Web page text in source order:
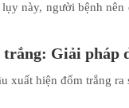
này, người bệnh
Giải pháp
xuất hiện đốm trắng